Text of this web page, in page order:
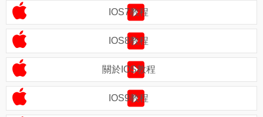
IOS7教程
IOS8教程
關於IOS教程
IOS9教程